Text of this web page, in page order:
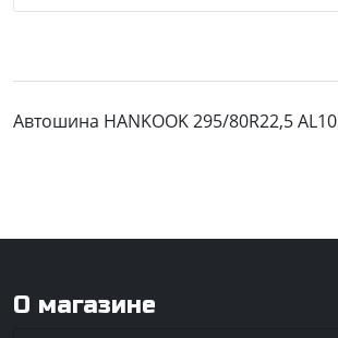
Автошина HANKOOK 295/80R22,5 AL10
О магазине